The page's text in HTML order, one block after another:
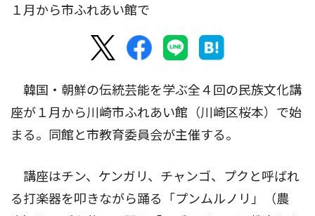
１月から市ふれあい館で
韓国・朝鮮の伝統芸能を学ぶ全４回の民族文化講
座が１月から川崎市ふれあい館（川崎区桜本）で始
まる。同館と市教育委員会が主催する。
講座はチン、ケンガリ、チャンゴ、プクと呼ばれ
る打楽器を叩きながら踊る「プンムルノリ」（農